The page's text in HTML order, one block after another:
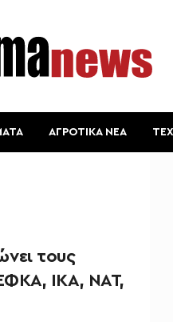
ΑΓΡΟΤΙΚΑ ΝΕΑ
τους
ΙΚΑ, ΝΑΤ,